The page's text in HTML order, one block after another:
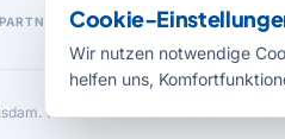
Webseite entwickelt durch die
Cookie-
Wir nutzen notwendige
helfen uns,